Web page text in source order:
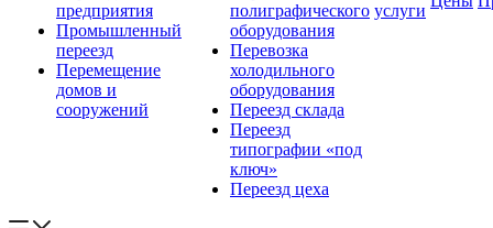
предприятия
Промышленный
переезд
Перемещение
домов и
сооружений
полиграфического
оборудования
Перевозка
холодильного
оборудования
Переезд склада
Переезд
типографии «под
ключ»
Переезд цеха
услуги